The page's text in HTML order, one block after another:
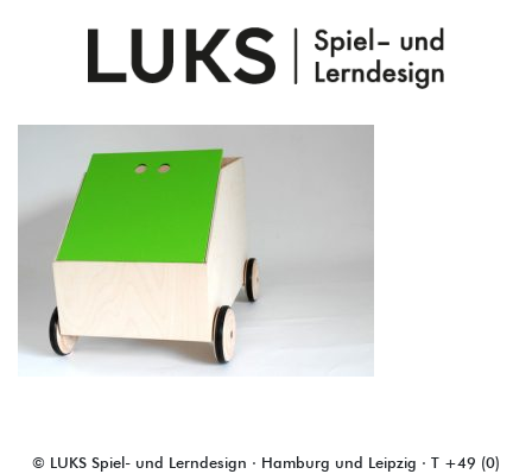
© LUKS Spiel- und Lerndesign · Hamburg und Leipzig · T +49 (0)